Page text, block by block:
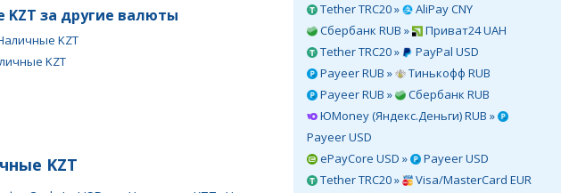
Tether TRC20 »
AliPay CNY
Сбербанк RUB »
Приват24 UAH
Tether TRC20 »
PayPal USD
Payeer RUB »
Тинькофф RUB
Payeer RUB »
Сбербанк RUB
ЮMoney (Яндекс.Деньги) RUB »
Payeer USD
ePayCore USD »
Payeer USD
Tether TRC20 »
Visa/MasterCard EUR
за другие валюты
KZT
KZT
KZT